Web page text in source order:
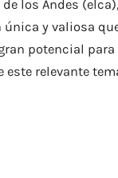
los Andes
y valiosa
potencial
este relevante